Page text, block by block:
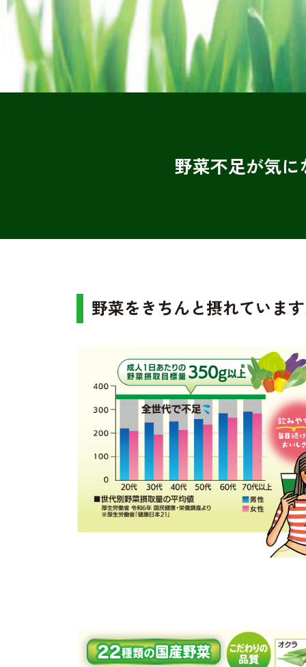
野菜不足が気
野菜をきちんと摂れていま